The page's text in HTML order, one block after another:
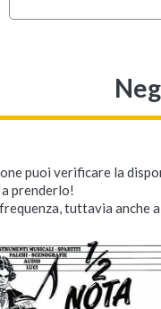
puoi verificare la
prenderlo!
tuttavia anche